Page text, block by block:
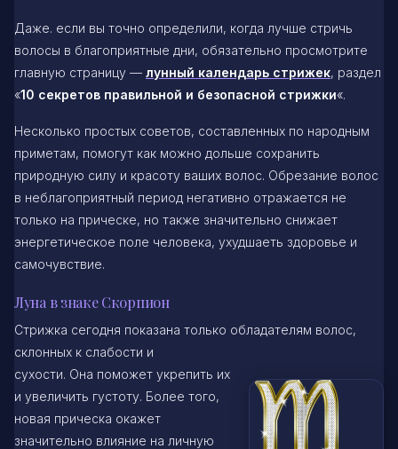
Даже. если вы точно определили, когда лучше стричь
волосы в благоприятные дни, обязательно просмотрите
главную страницу — лунный календарь стрижек, раздел
«10 секретов правильной и безопасной стрижки«.
Несколько простых советов, составленных по народным
приметам, помогут как можно дольше сохранить
природную силу и красоту ваших волос. Обрезание волос
в неблагоприятный период негативно отражается не
только на прическе, но также значительно снижает
энергетическое поле человека, ухудшаеть здоровье и
самочувствие.
Луна в знаке Скорпион
Стрижка сегодня показана только обладателям волос,
склонных к слабости и
сухости. Она поможет укрепить их
и увеличить густоту. Более того,
новая прическа окажет
значительно влияние на личную